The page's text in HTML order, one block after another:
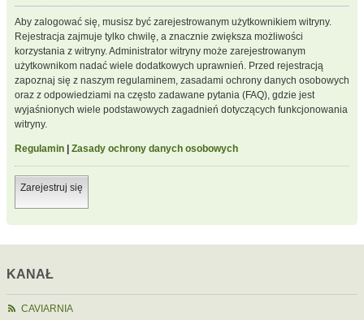
Aby zalogować się, musisz być zarejestrowanym użytkownikiem witryny.
Rejestracja zajmuje tylko chwilę, a znacznie zwiększa możliwości
korzystania z witryny. Administrator witryny może zarejestrowanym
użytkownikom nadać wiele dodatkowych uprawnień. Przed rejestracją
zapoznaj się z naszym regulaminem, zasadami ochrony danych osobowych
oraz z odpowiedziami na często zadawane pytania (FAQ), gdzie jest
wyjaśnionych wiele podstawowych zagadnień dotyczących funkcjonowania
witryny.
Regulamin Zasady ochrony danych osobowych
Zarejestruj się
KANAŁ
CAVIARNIA